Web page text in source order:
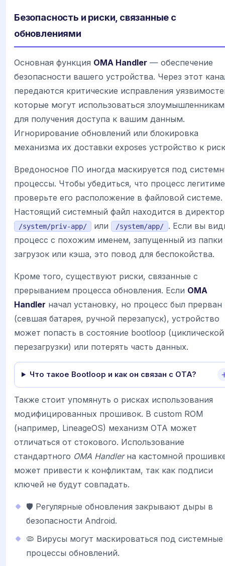
Безопасность и риски, связанные с
обновлениями
Основная функция OMA Handler — обеспечение
безопасности вашего устройства. Через этот
передаются критические исправления
которые могут использоваться
для получения доступа к вашим данным.
Игнорирование обновлений или блокировка
механизма их доставки exposes устройство к
Вредоносное ПО иногда маскируется под
процессы. Чтобы убедиться, что процесс
проверьте его расположение в файловой системе.
Настоящий системный файл находится в
/system/priv-app/ или /system/app/
. Если вы
процесс с похожим именем, запущенный из папки
загрузок или кэша, это повод для беспокойства.
Кроме того, существуют риски, связанные с
прерыванием процесса обновления. Если OMA
Handler начал установку, но процесс был прерван
(севшая батарея, ручной перезапуск), устройство
может попасть в состояние bootloop (циклической
перезагрузки) или потерять часть данных.
Что такое Bootloop и как он связан с OTA?
Также стоит упомянуть о рисках использования
модифицированных прошивок. В custom ROM
(например, LineageOS) механизм OTA может
отличаться от стокового. Использование
стандартного OMA Handlerна кастомной
может привести к конфликтам, так как подписи
ключей не будут совпадать.
🛡 Регулярные обновления закрывают дыры в
безопасности Android.
🦠 Вирусы могут маскироваться под системные
процессы обновлений.